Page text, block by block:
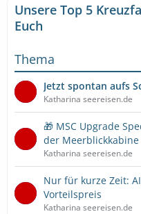
Unsere Top 5
Euch
Thema
Jetzt spontan aufs
Katharina seereisen.de
🎁 MSC Upgrade
der
Katharina seereisen.de
Nur für kurze Zeit:
Vorteilspreis
Katharina seereisen.de